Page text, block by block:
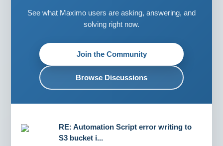
See what Maximo users are asking, answering, and
solving right now.
Join the Community
Browse Discussions
RE: Automation Script error writing to
S3 bucket i...